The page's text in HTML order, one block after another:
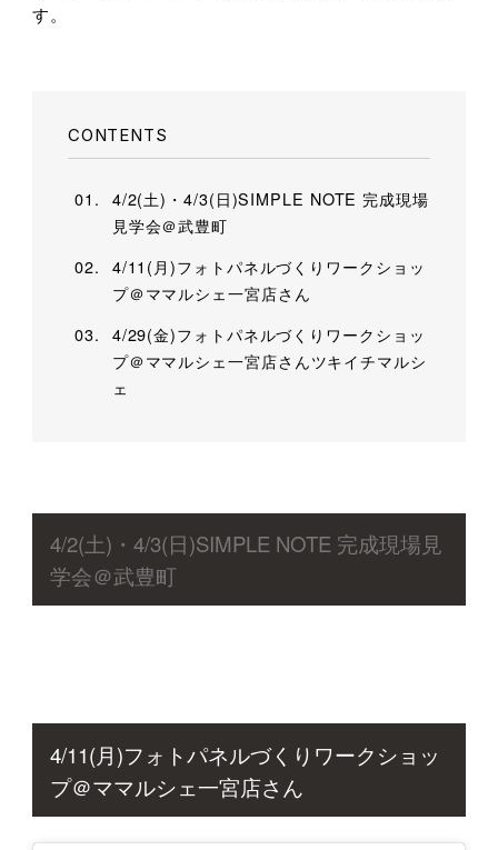
す。
CONTENTS
4/2(土)・4/3(日)SIMPLE NOTE 完成現場
見学会＠武豊町
4/11(月)フォトパネルづくりワークショッ
プ＠ママルシェ一宮店さん
4/29(金)フォトパネルづくりワークショッ
プ＠ママルシェ一宮店さんツキイチマルシ
ェ
4/2(土)・4/3(日)SIMPLE NOTE 完成現場見
学会＠武豊町
4/11(月)フォトパネルづくりワークショッ
プ＠ママルシェ一宮店さん